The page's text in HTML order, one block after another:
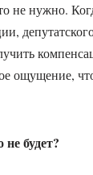
не нужно.
ощущение,
будет?